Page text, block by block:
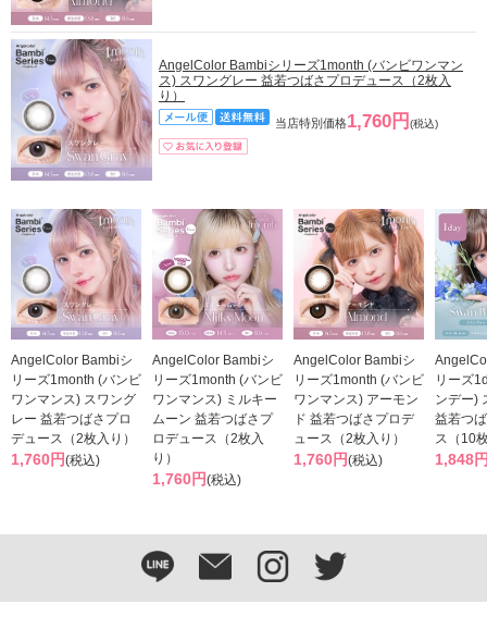
AngelColor Bambiシリーズ1month (バンビワンマン
ス) スワングレー 益若つばさプロデュース（2枚入
り）
当店特別価格1,760円 (税込)
AngelColor Bambiシ
リーズ1month (バンビ
ワンマンス) スワング
レー 益若つばさプロ
デュース（2枚入り）
1,760円(税込)
AngelColor Bambiシ
リーズ1month (バンビ
ワンマンス) ミルキー
ムーン 益若つばさプ
ロデュース（2枚入
り）
1,760円(税込)
AngelColor Bambiシ
リーズ1month (バンビ
ワンマンス) アーモン
ド 益若つばさプロデ
ュース（2枚入り）
1,760円(税込)
リーズ
ンデー)
益若つ
ス（10
1,848